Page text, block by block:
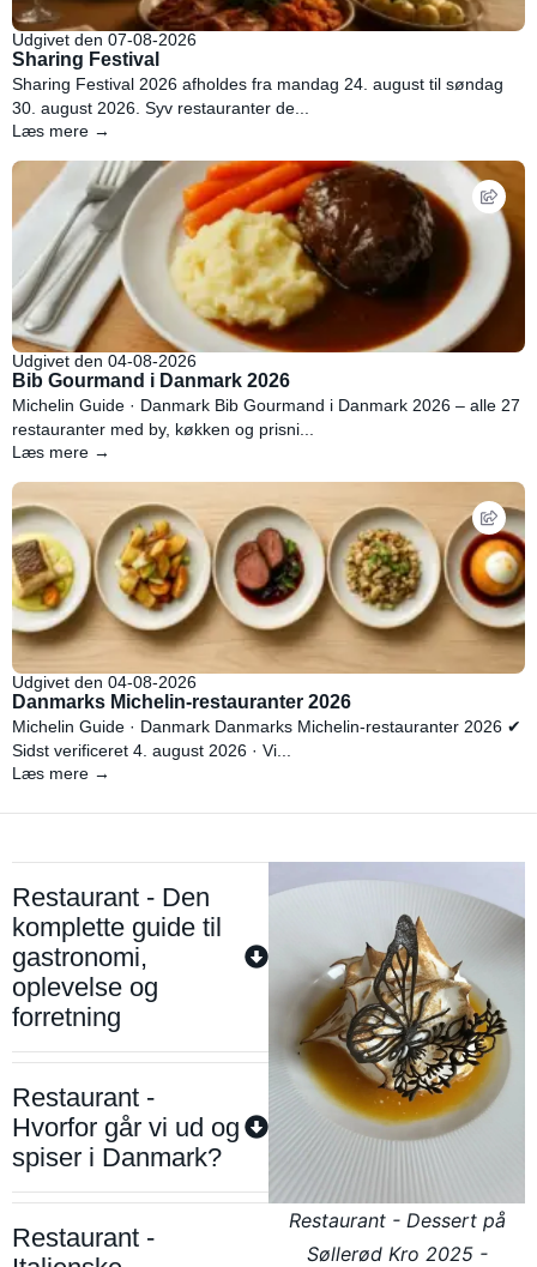
Udgivet den 07-08-2026
Sharing Festival
Sharing Festival 2026 afholdes fra mandag 24. august til søndag
30. august 2026. Syv restauranter de...
Læs mere →
Udgivet den 04-08-2026
Bib Gourmand i Danmark 2026
Michelin Guide · Danmark Bib Gourmand i Danmark 2026 – alle 27
restauranter med by, køkken og prisni...
Læs mere →
Udgivet den 04-08-2026
Danmarks Michelin-restauranter 2026
Michelin Guide · Danmark Danmarks Michelin-restauranter 2026 ✔
Sidst verificeret 4. august 2026 · Vi...
Læs mere →
Restaurant - Den
komplette guide til
gastronomi,
oplevelse og
forretning
Restaurant -
Hvorfor går vi ud og
spiser i Danmark?
Restaurant -
Restaurant - Dessert på
Søllerød Kro 2025 -